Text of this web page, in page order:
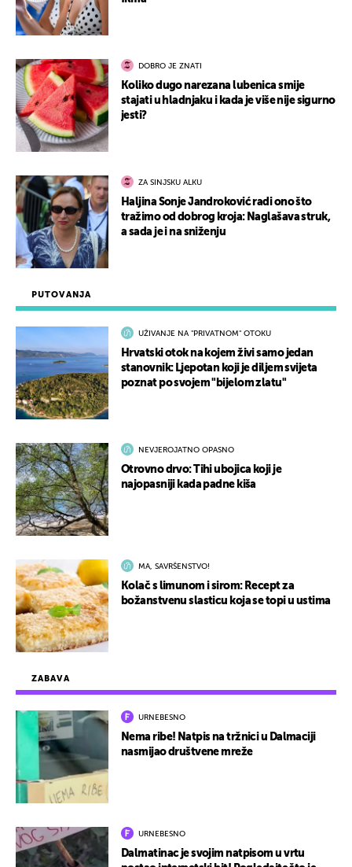
ZABAVA
URNEBESNO
Nema ribe! Natpis na tržnici u Dalmaciji
nasmijao društvene mreže
URNEBESNO
Dalmatinac je svojim natpisom u vrtu
PUTOVANJA
UŽIVANJE NA "PRIVATNOM" OTOKU
Hrvatski otok na kojem živi samo jedan
stanovnik: Ljepotan koji je diljem svijeta
poznat po svojem "bijelom zlatu"
NEVJEROJATNO OPASNO
Otrovno drvo: Tihi ubojica koji je
najopasniji kada padne kiša
MA, SAVRŠENSTVO!
Kolač s limunom i sirom: Recept za
božanstvenu slasticu koja se topi u ustima
DOBRO JE ZNATI
Koliko dugo narezana lubenica smije
stajati u hladnjaku i kada je više nije sigurno
jesti?
ZA SINJSKU ALKU
Haljina Sonje Jandroković radi ono što
tražimo od dobrog kroja: Naglašava struk,
a sada je i na sniženju